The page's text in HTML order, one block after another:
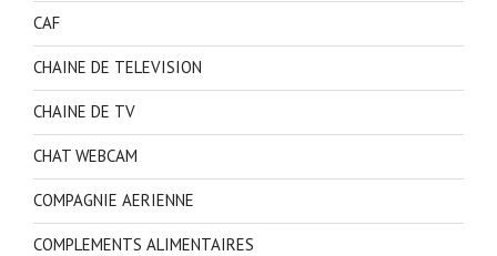
CAF
CHAINE DE TELEVISION
CHAINE DE TV
CHAT WEBCAM
COMPAGNIE AERIENNE
COMPLEMENTS ALIMENTAIRES